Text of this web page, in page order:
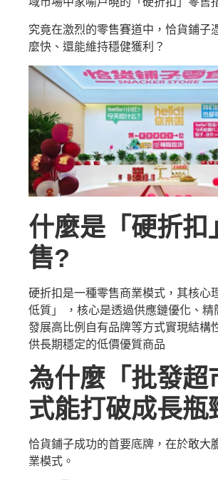
究竟在激烈的零售賽道中，恰貨鋪子
麼快、還能維持穩健獲利？
什麼是「硬折扣
售?
硬折扣是一種零售商業模式，其核心
低質」 ，核心是透過供應鏈優化、精
發展高比例自有品牌等方式實現結構
供長期穩定的低價優質商品
為什麼「批發超
式能打破成長瓶
恰貨鋪子成功的首要底牌，在於敢大
業模式。